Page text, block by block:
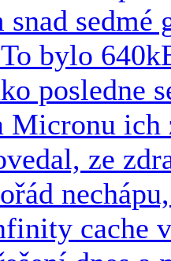
snad sedmé
bylo
posledne
Micronu
ze
cache